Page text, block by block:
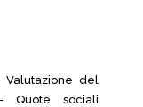
del
sociali